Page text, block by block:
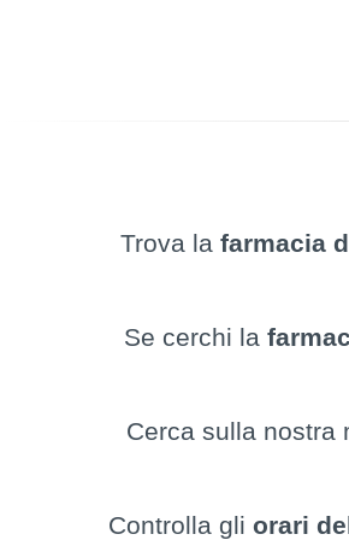
Trova la farmacia
Se cerchi la
Cerca sulla nostra
Controlla gli orari